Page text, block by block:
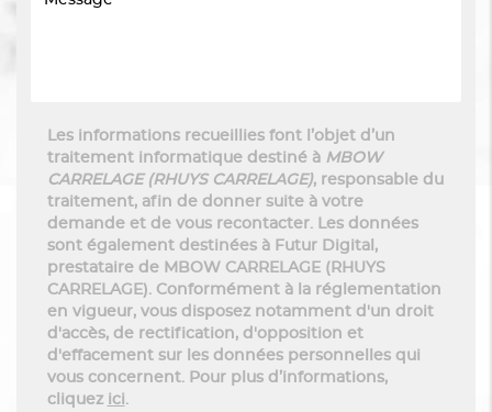
Les informations recueillies font l’objet d’un
traitement informatique destiné àMBOW
CARRELAGE (RHUYS CARRELAGE), responsable du
traitement, afin de donner suite à votre
demande et de vous recontacter. Les données
sont également destinées à Futur Digital,
prestataire de MBOW CARRELAGE (RHUYS
CARRELAGE). Conformément à la réglementation
en vigueur, vous disposez notamment d'un droit
d'accès, de rectification, d'opposition et
d'effacement sur les données personnelles qui
vous concernent. Pour plus d’informations,
cliquez ici.